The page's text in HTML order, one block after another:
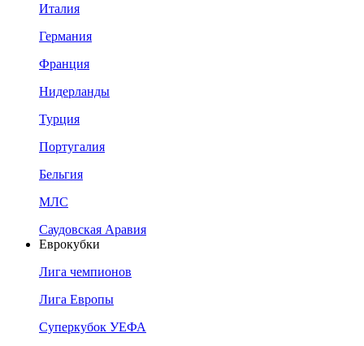
Италия
Германия
Франция
Нидерланды
Турция
Португалия
Бельгия
МЛС
Саудовская Аравия
Еврокубки
Лига чемпионов
Лига Европы
Суперкубок УЕФА